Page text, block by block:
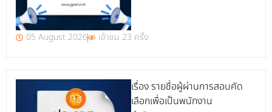
05 August 2026 เข้าชม 23 ครั้ง
เรื่อง รายชื่อผู้ผ่านการสอบคัด
เลือกเพื่อเป็นพนักงาน